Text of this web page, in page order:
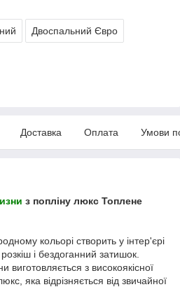
Двоспальний Євро
Доставка Оплата Умови
з попліну люкс Топлене
кольорі створить у інтер'єрі
і бездоганний затишок.
виготовляється з високоякісної
яка відрізняється від звичайної